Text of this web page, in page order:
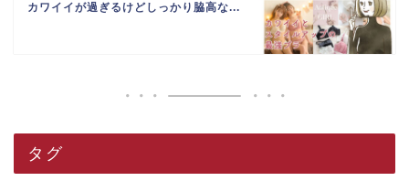
カワイイが過ぎるけどしっかり脇高な...
タグ